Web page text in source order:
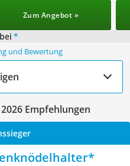
Zum Angebot »
*
und Bewertung
Empfehlungen